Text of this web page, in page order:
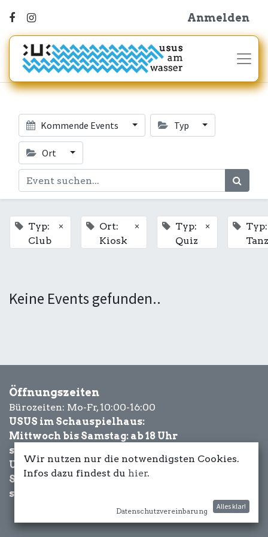
Anmelden
Kommende Events Typ
Ort
Typ:
Club
×
Ort:
Kiosk
×
Typ:
Quiz
×
Typ:
Tanz
Keine Events gefunden..
Öffnungszeiten
Bürozeiten: Mo-Fr, 10:00-16:00
USUS im Schauspielhaus:
Mittwoch bis Samstag: ab 18 Uhr
sowie Eventbezogen.
USUS am Wasser:
Schönwetter-
sowie Eventbezogen.
Wir nutzen nur die notwendigsten Cookies.
Infos dazu findest du hier.
Datenschutzvereinbarung
Alles klar!